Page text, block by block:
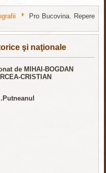
Pro Bucovina. Repere
şi naţionale
de MIHAI-BOGDAN
CRISTIAN